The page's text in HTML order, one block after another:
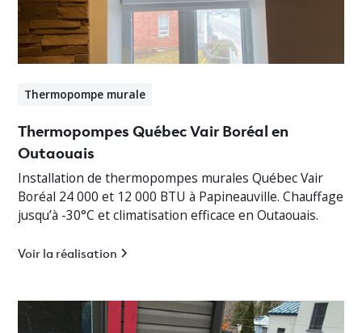
Thermopompe murale
Thermopompes Québec Vair Boréal en
Outaouais
Installation de thermopompes murales Québec Vair
Boréal 24 000 et 12 000 BTU à Papineauville. Chauffage
jusqu’à -30°C et climatisation efficace en Outaouais.
Voir la réalisation